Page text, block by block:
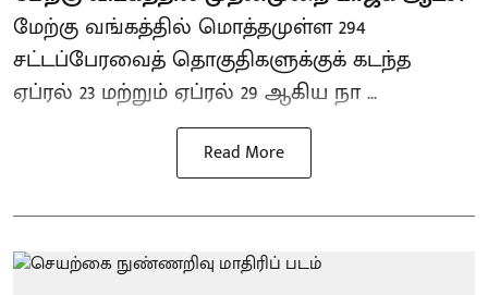
மேற்கு வங்கத்தில் மொத்தமுள்ள 294
சட்டப்பேரவைத் தொகுதிகளுக்குக் கடந்த
ஏப்ரல் 23 மற்றும் ஏப்ரல் 29 ஆகிய நா ...
Read More